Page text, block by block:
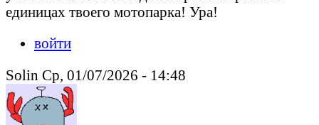
единицах твоего мотопарка! Ура!
войти
Solin Ср, 01/07/2026 - 14:48